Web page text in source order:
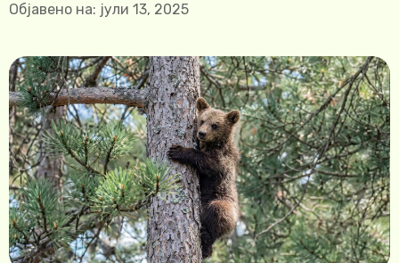
Објавено на: јули 13, 2025